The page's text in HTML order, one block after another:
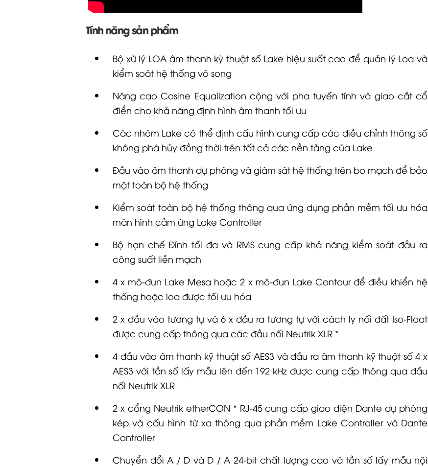
Tính năng sản phẩm
Bộ xử lý LOA âm thanh kỹ thuật số Lake hiệu suất cao để quản lý Loa và
kiểm soát hệ thống vô song
Nâng cao Cosine Equalization cộng với pha tuyến tính và giao cắt cổ
điển cho khả năng định hình âm thanh tối ưu
Các nhóm Lake có thể định cấu hình cung cấp các điều chỉnh thông số
không phá hủy đồng thời trên tất cả các nền tảng của Lake
Đầu vào âm thanh dự phòng và giám sát hệ thống trên bo mạch để bảo
mật toàn bộ hệ thống
Kiểm soát toàn bộ hệ thống thông qua ứng dụng phần mềm tối ưu hóa
màn hình cảm ứng Lake Controller
Bộ hạn chế Đỉnh tối đa và RMS cung cấp khả năng kiểm soát đầu ra
công suất liền mạch
4 x mô-đun Lake Mesa hoặc 2 x mô-đun Lake Contour để điều khiển hệ
thống hoặc loa được tối ưu hóa
2 x đầu vào tương tự và 6 x đầu ra tương tự với cách ly nối đất Iso-Float
được cung cấp thông qua các đầu nối Neutrik XLR *
4 đầu vào âm thanh kỹ thuật số AES3 và đầu ra âm thanh kỹ thuật số 4 x
AES3 với tần số lấy mẫu lên đến 192 kHz được cung cấp thông qua đầu
nối Neutrik XLR
2 x cổng Neutrik etherCON * RJ-45 cung cấp giao diện Dante dự phòng
kép và cấu hình từ xa thông qua phần mềm Lake Controller và Dante
Controller
Chuyển đổi A / D và D / A 24-bit chất lượng cao và tần số lấy mẫu nội